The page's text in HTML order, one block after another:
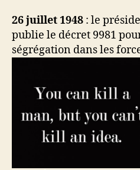
26 juillet 1948 : le
publie le décret 9981
ségrégation dans les